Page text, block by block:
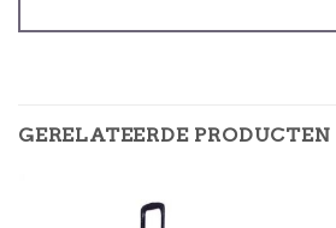
GERELATEERDE PRODUCTEN